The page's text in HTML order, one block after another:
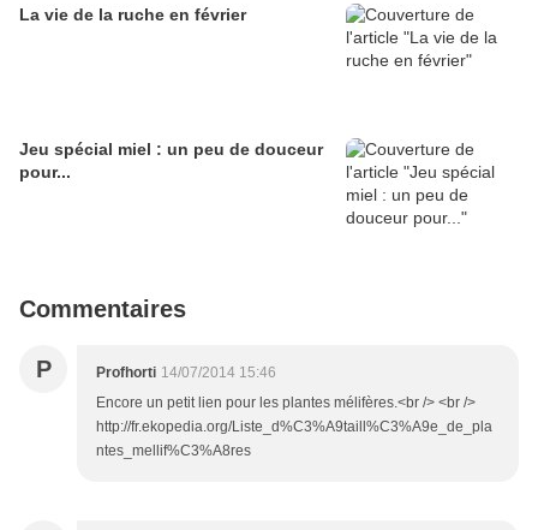
La vie de la ruche en février
Jeu spécial miel : un peu de douceur
pour...
Commentaires
P Profhorti 14/07/2014 15:46
Encore un petit lien pour les plantes mélifères.<br /> <br />
http://fr.ekopedia.org/Liste_d%C3%A9taill%C3%A9e_de_pla
ntes_mellif%C3%A8res